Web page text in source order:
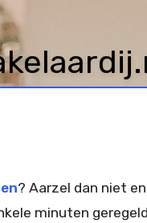
bij
? Aarzel dan niet
minuten